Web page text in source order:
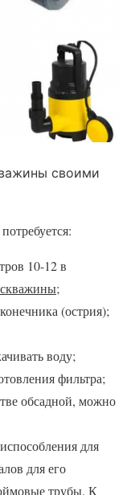
своими
10-12 в
;
(острия);
воду;
фильтра;
обсадной, можно
для
для его
трубы. К